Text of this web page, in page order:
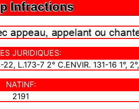
Infractions
JURIDIQUES:
L.173-7 2° C.ENVIR. 131-16 1°,
NATINF:
2191